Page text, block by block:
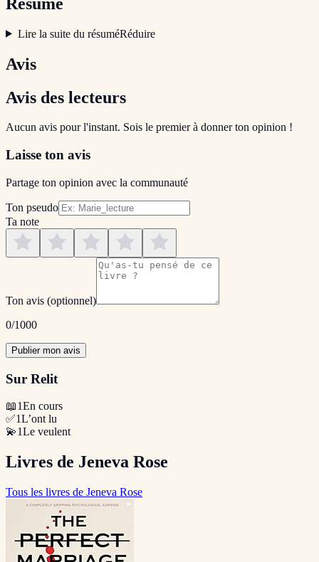
Lire la suite du résuméRéduire
Avis
Avis des lecteurs
Aucun avis pour l'instant. Sois le premier à donner ton opinion !
Laisse ton avis
Partage ton opinion avec la communauté
Ton pseudo
Ta note
Ton avis (optionnel)
0/1000
Publier mon avis
Sur Relit
📖1En cours
✅1L’ont lu
💫1Le veulent
Livres de Jeneva Rose
Tous les livres de Jeneva Rose